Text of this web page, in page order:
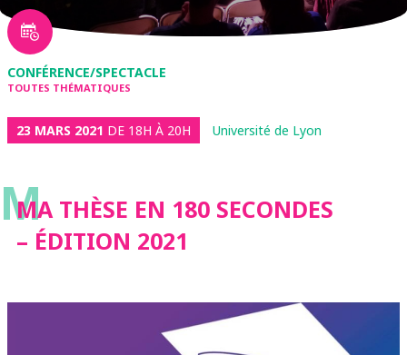
CONFÉRENCE/SPECTACLE
TOUTES THÉMATIQUES
23 MARS 2021 DE 18H À 20H Université de Lyon
M
MA THÈSE EN 180 SECONDES
– ÉDITION 2021